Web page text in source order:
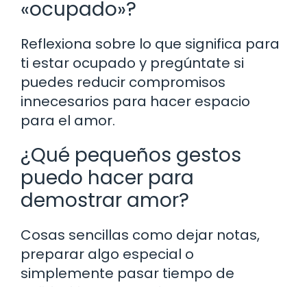
«ocupado»?
Reflexiona sobre lo que significa para
ti estar ocupado y pregúntate si
puedes reducir compromisos
innecesarios para hacer espacio
para el amor.
¿Qué pequeños gestos
puedo hacer para
demostrar amor?
Cosas sencillas como dejar notas,
preparar algo especial o
simplemente pasar tiempo de